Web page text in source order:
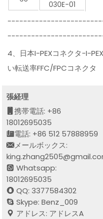
030E-01
4、日本I-PEXコネクタ-I-
い転送率FFC/FPCコネクタ
張経理
携帯電話: +86
18012695035
電話: +86 512 57888959
メールボックス:
Whatsapp:
18012695035
QQ: 3377584302
Skype: Benz_009
アドレス: アドレスA